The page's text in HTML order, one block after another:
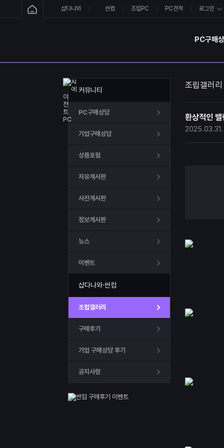
샵다나와 싼컴 조립PC PC견적 로그인
PC구매
커뮤니티
PC구매상담
기업구매상담
상품포럼
자유게시판
사진게시판
정보게시판
뉴스
이벤트
샵다나와·싼컴
조립갤러리
구매후기
기업 구매상담 후기
공지사항
조립갤러리
환상적인
2025.03.31.